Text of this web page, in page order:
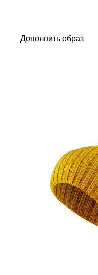
Дополнить образ